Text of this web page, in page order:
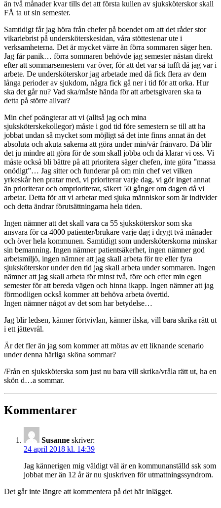
än två månader kvar tills det att första kullen av sjuksköterskor skall
FÅ ta ut sin semester.
Samtidigt får jag höra från chefer på boendet om att det råder stor
vikariebrist på undersköterskesidan, våra stöttestenar ute i
verksamheterna. Det är mycket värre än förra sommaren säger hen.
Jag får panik… förra sommaren behövde jag semester nästan direkt
efter att sommarsemestern var över, för att det var så tufft då jag var i
arbete. De undersköterskor jag arbetade med då fick flera av dem
långa perioder av sjukdom, några fick gå ner i tid för att orka. Hur
ska det går nu? Vad ska/måste hända för att arbetsgivaren ska ta
detta på större allvar?
Min chef poängterar att vi (alltså jag och mina
sjuksköterskekollegor) måste i god tid före semestern se till att ha
jobbat undan så mycket som möjligt så det inte finns annat än det
absoluta och akuta sakerna att göra under min/vår frånvaro. Då blir
det ju mindre att göra för de som skall jobba och då klarar vi oss. Vi
måste också bli bättre på att prioritera säger chefen, inte göra ”massa
onödigt”… Jag sitter och funderar på om min chef vet vilken
yrkeskår hen pratar med, vi prioriterar varje dag, vi gör inget annat
än prioriterar och omprioriterar, säkert 50 gånger om dagen då vi
arbetar. Detta för att vi arbetar med sjuka människor som är individer
och detta ändrar förutsättningarna hela tiden.
Ingen nämner att det skall vara ca 55 sjuksköterskor som ska
ansvara för ca 4000 patienter/brukare varje dag i drygt två månader
och över hela kommunen. Samtidigt som undersköterskorna minskar
sin bemanning. Ingen nämner patientsäkerhet, ingen nämner god
arbetsmiljö, ingen nämner att jag skall arbeta för tre eller fyra
sjuksköterskor under den tid jag skall arbeta under sommaren. Ingen
nämner att jag skall arbeta för minst två, före och efter min egen
semester för att bereda vägen och hinna ikapp. Ingen nämner att jag
förmodligen också kommer att behöva arbeta övertid.
Ingen nämner något av det som har betydelse…
Jag blir ledsen, känner förtvivlan, känner ilska, vill bara skrika rätt ut
i ett jättevrål.
Är det fler än jag som kommer att mötas av ett liknande scenario
under denna härliga sköna sommar?
/Från en sjuksköterska som just nu bara vill skrika/vråla rätt ut, ha en
skön d…a sommar.
Kommentarer
Susanne skriver:
24 april 2018 kl. 14:39
Jag kännerigen mig väldigt väl är en kommunanställd ssk som
jobbat mer än 12 år är nu sjuskriven för utmattningssyndrom.
Det går inte längre att kommentera på det här inlägget.